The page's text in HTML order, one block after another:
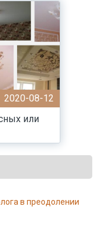
2020-08-12
или
в преодолении